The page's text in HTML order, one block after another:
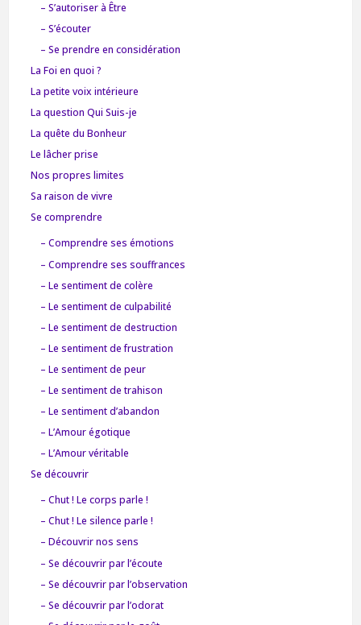
– S’autoriser à Être
– S’écouter
– Se prendre en considération
La Foi en quoi ?
La petite voix intérieure
La question Qui Suis-je
La quête du Bonheur
Le lâcher prise
Nos propres limites
Sa raison de vivre
Se comprendre
– Comprendre ses émotions
– Comprendre ses souffrances
– Le sentiment de colère
– Le sentiment de culpabilité
– Le sentiment de destruction
– Le sentiment de frustration
– Le sentiment de peur
– Le sentiment de trahison
– Le sentiment d’abandon
– L’Amour égotique
– L’Amour véritable
Se découvrir
– Chut ! Le corps parle !
– Chut ! Le silence parle !
– Découvrir nos sens
– Se découvrir par l’écoute
– Se découvrir par l’observation
– Se découvrir par l’odorat